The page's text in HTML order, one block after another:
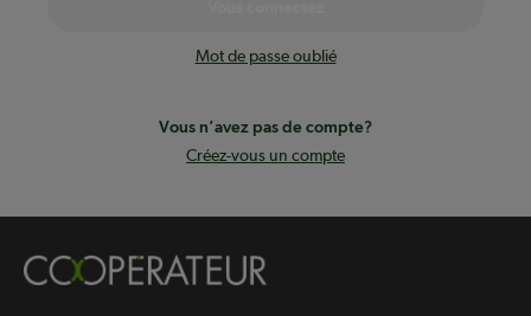
Mot de passe oublié
Vous n’avez pas de compte?
Créez-vous un compte